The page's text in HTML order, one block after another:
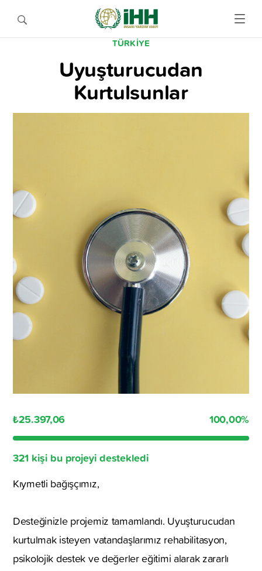
TÜRKIYE
Uyuşturucudan
Kurtulsunlar
₺25.397,06 100,00%
321 kişi bu projeyi destekledi
Kıymetli bağışçımız,
Desteğinizle projemiz tamamlandı. Uyuşturucudan
kurtulmak isteyen vatandaşlarımız rehabilitasyon,
psikolojik destek ve değerler eğitimi alarak zararlı